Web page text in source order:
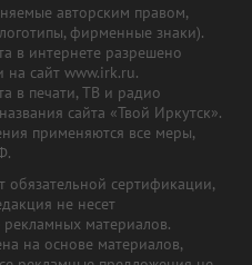
авторским правом,
фирменные знаки).
в интернете разрешено
на сайт www.irk.ru.
в печати, ТВ и радио
сайта «Твой Иркутск».
применяются все меры,
обязательной сертификации,
не несет
рекламных материалов.
на основе материалов,